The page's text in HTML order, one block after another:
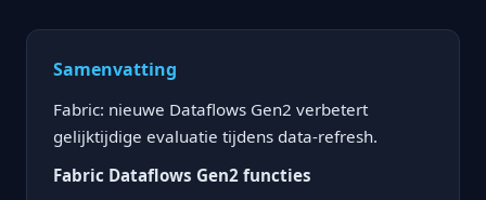
Samenvatting
Fabric: nieuwe Dataflows Gen2 verbetert
gelijktijdige evaluatie tijdens data-refresh.
Fabric Dataflows Gen2 functies